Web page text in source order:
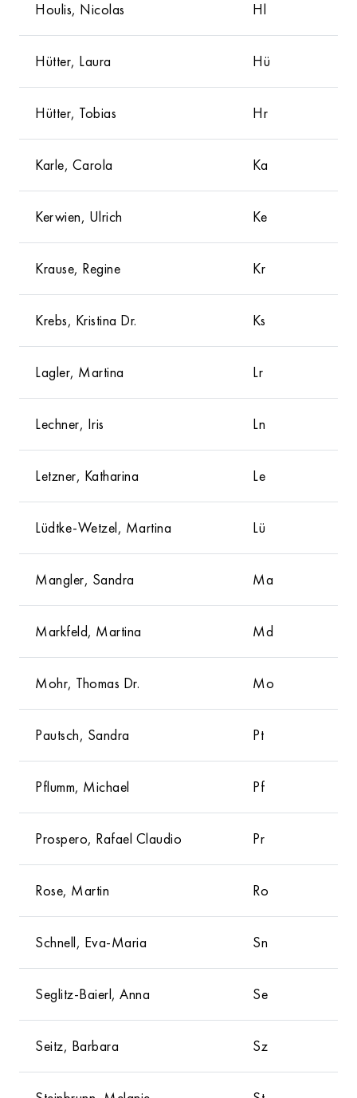
Houlis, Nicolas Hl
Hütter, Laura Hü
Hütter, Tobias Hr
Karle, Carola Ka
Kerwien, Ulrich Ke
Krause, Regine Kr
Krebs, Kristina Dr. Ks
Lagler, Martina Lr
Lechner, Iris Ln
Letzner, Katharina Le
Lüdtke-Wetzel, Martina Lü
Mangler, Sandra Ma
Markfeld, Martina Md
Mohr, Thomas Dr. Mo
Pautsch, Sandra Pt
Pflumm, Michael Pf
Prospero, Rafael Claudio Pr
Rose, Martin Ro
Schnell, Eva-Maria Sn
Seglitz-Baierl, Anna Se
Seitz, Barbara Sz